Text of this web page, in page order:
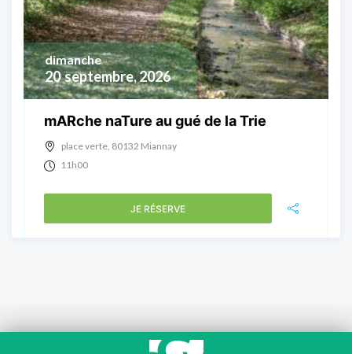
20 septembre, 2026
dimanche
mARche naTure au gué de la Trie
place verte, 80132 Miannay
11h00
JE RÉSERVE